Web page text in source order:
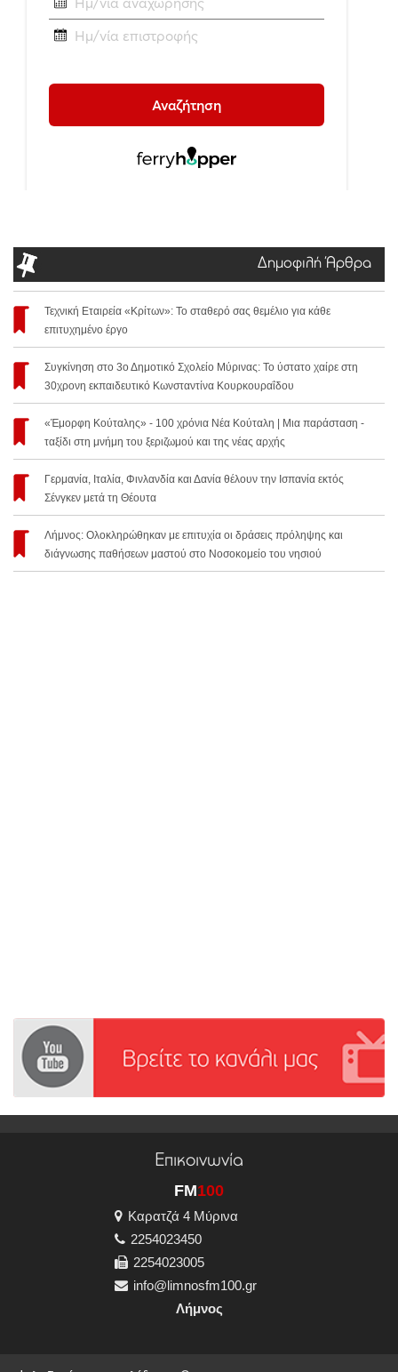
Δημοφιλή Άρθρα
Τεχνική Εταιρεία «Κρίτων»: Το σταθερό σας θεμέλιο για κάθε
επιτυχημένο έργο
Συγκίνηση στο 3ο Δημοτικό Σχολείο Μύρινας: Το ύστατο χαίρε στη
30χρονη εκπαιδευτικό Κωνσταντίνα Κουρκουραΐδου
«Έμορφη Κούταλης» - 100 χρόνια Νέα Κούταλη | Μια παράσταση -
ταξίδι στη μνήμη του ξεριζωμού και της νέας αρχής
Γερμανία, Ιταλία, Φινλανδία και Δανία θέλουν την Ισπανία εκτός
Σένγκεν μετά τη Θέουτα
Λήμνος: Ολοκληρώθηκαν με επιτυχία οι δράσεις πρόληψης και
διάγνωσης παθήσεων μαστού στο Νοσοκομείο του νησιού
Επικοινωνία
FM100
Καρατζά 4 Μύρινα
2254023450
2254023005
info@limnosfm100.gr
Λήμνος